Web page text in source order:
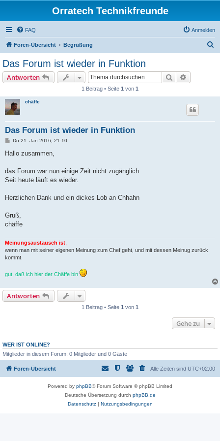
Orratech Technikfreunde
FAQ Anmelden
Foren-Übersicht Begrüßung
Das Forum ist wieder in Funktion
Antworten Suche
1 Beitrag • Seite 1 von 1
chäffe
Das Forum ist wieder in Funktion
B
i
a
Do 21. Jan 2016, 21:10
Hallo zusammen,
das Forum war nun einige Zeit nicht zugänglich.
Seit heute läuft es wieder.
Herzlichen Dank und ein dickes Lob an Chhahn
Gruß,
chäffe
Meinungsaustausch ist
wenn man mit seiner eigenen Meinung zum Chef geht, und mit dessen Meinug zurück
kommt.
gut, daß ich hier der Chäffe bin
Antworten
1 Beitrag • Seite 1 von 1
Gehe zu
WER IST ONLINE?
Mitglieder in diesem Forum: 0 Mitglieder und 0 Gäste
Foren-Übersicht Alle Zeiten sind UTC+02:00
Powered by phpBB® Forum Software © phpBB Limited
Deutsche Übersetzung durch phpBB.de
Datenschutz| Nutzungsbedingungen